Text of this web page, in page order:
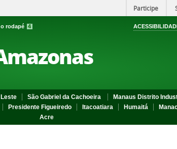
Participe
rodapé 4
Leste São Gabriel da Cachoeira
Manaus Distrito
Presidente Figueiredo Itacoatiara Humaitá
Acre